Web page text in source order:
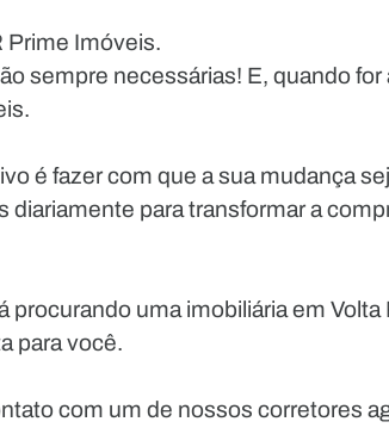
Prime Imóveis.
sempre necessárias! E, quando
é fazer com que a sua mudança
diariamente para transformar a
procurando uma imobiliária em
para você.
com um de nossos corretores